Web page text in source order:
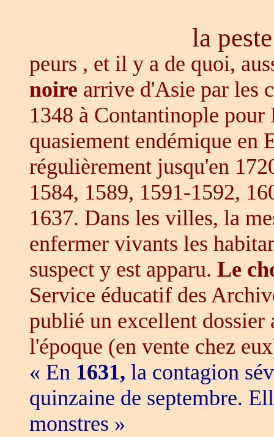
la
peurs , et il y a de quoi,
noire arrive d'Asie par les
1348 à Contantinople
quasiement endémique en
régulièrement jusqu'en
1584, 1589, 1591-1592,
1637. Dans les villes, la
enfermer vivants les
suspect y est apparu. Le
Service éducatif des
publié un excellent
l'époque (en vente chez
« En 1631, la contagion
quinzaine de septembre.
monstres »